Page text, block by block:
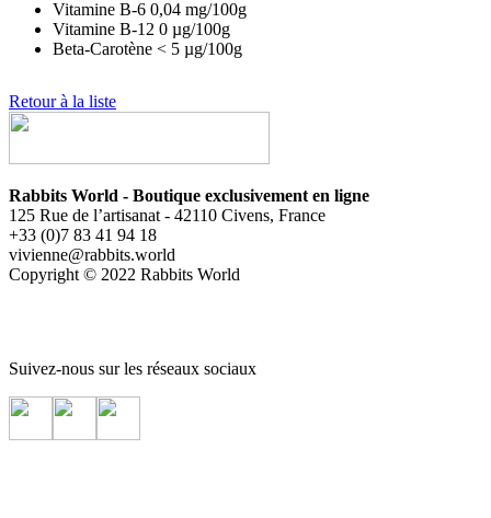
Vitamine B-6 0,04 mg/100g
Vitamine B-12 0 µg/100g
Beta-Carotène < 5 µg/100g
Retour à la liste
Rabbits World - Boutique exclusivement en ligne
125 Rue de l’artisanat - 42110 Civens, France
+33 (0)7 83 41 94 18
vivienne@rabbits.world
Copyright © 2022 Rabbits World
Suivez-nous sur les réseaux sociaux